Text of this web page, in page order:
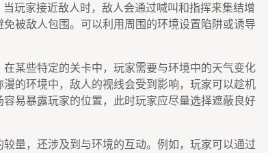
玩家接近敌人时，敌人会通过喊叫和指挥来集结增
被敌人包围。可以利用周围的环境设置陷阱或诱导
某些特定的关卡中，玩家需要与环境中的天气变化
的环境中，敌人的视线会受到影响，玩家可以趁机
易暴露玩家的位置，此时玩家应尽量选择遮蔽良好
量，还涉及到与环境的互动。例如，玩家可以通过